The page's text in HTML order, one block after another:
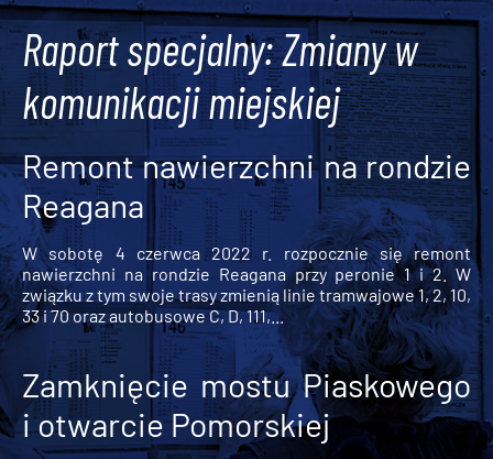
Raport specjalny: Zmiany w
komunikacji miejskiej
Remont nawierzchni na rondzie
Reagana
W sobotę 4 czerwca 2022 r. rozpocznie się remont
nawierzchni na rondzie Reagana przy peronie 1 i 2. W
związku z tym swoje trasy zmienią linie tramwajowe 1, 2, 10,
33 i 70 oraz autobusowe C, D, 111,...
Zamknięcie mostu Piaskowego
i otwarcie Pomorskiej